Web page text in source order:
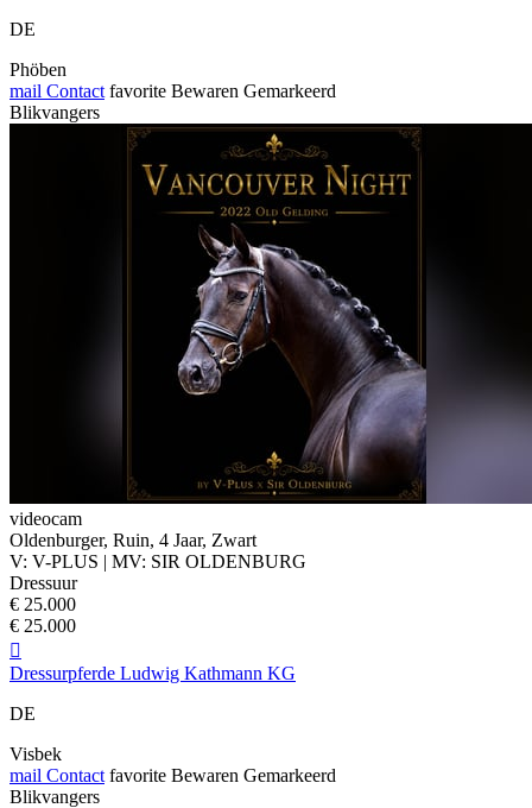
DE
Phöben
mail Contact favorite Bewaren Gemarkeerd
Blikvangers
videocam
Oldenburger, Ruin, 4 Jaar, Zwart
V: V-PLUS | MV: SIR OLDENBURG
Dressuur
€ 25.000
€ 25.000

Dressurpferde Ludwig Kathmann KG
DE
Visbek
mail Contact favorite Bewaren Gemarkeerd
Blikvangers